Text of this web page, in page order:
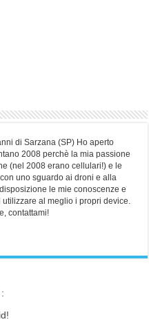
di Sarzana (SP) Ho aperto
2008 perchè la mia passione
(nel 2008 erano cellulari!) e le
uno sguardo ai droni e alla
le mie conoscenze e
utilizzare al meglio i propri device.
contattami!